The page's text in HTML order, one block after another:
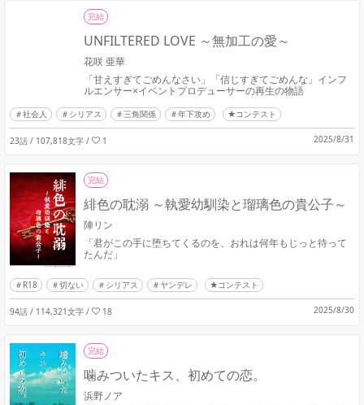
完結
UNFILTERED LOVE ～無加工の愛～
花咲 亜華
「甘えすぎてごめんなさい」「信じすぎてごめんな」インフ
ルエンサー×イベントプロデューサーの再生の物語
社会人 シリアス 三角関係 年下攻め ★コンテスト
23話 / 107,818文字 / 1 2025/8/31
完結
緋色の耽溺 ～執愛幼馴染と瑠璃色の貴公子～
陣リン
「君がこの手に堕ちてくるのを、おれは何年もじっと待って
たんだ」
R18 切ない シリアス ヤンデレ ★コンテスト
94話 / 114,321文字 / 18 2025/8/30
完結
噛みついたキス、初めての恋。
浜野ノア